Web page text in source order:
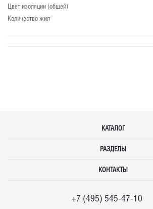
Цвет изоляции (общей)
Количество жил
КАТАЛОГ
РАЗДЕЛЫ
КОНТАКТЫ
+7 (495) 545-47-10